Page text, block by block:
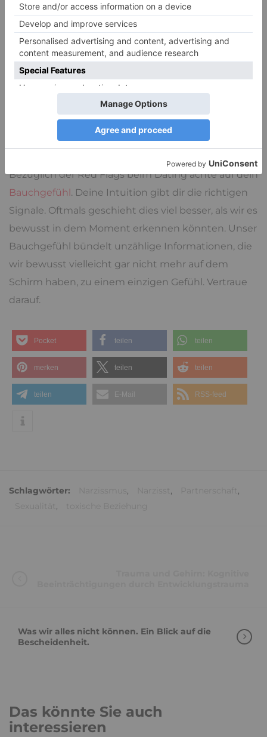
ist/hat/kann. Doch ihr Bemühen, um diese Träume
zu erreichen, ist meistens verhältnismäßig klein. Sie
möchte mit möglichst geringem Aufwand
durchkommen.
Red Flags beim Dating:
Bauchgefühl
Bezüglich der Red Flags beim Dating achte auf dein
Bauchgefühl. Deine Intuition gibt dir die richtigen
Signale. Oftmals geschieht dies viel besser, als wir es
bewusst in dem Moment erkennen könnten. Unser
Bauchgefühl bündelt unzählige Informationen, die
wir bewusst vielleicht gar nicht mehr auf dem
Schirm haben, zu einem einzigen Gefühl. Vertraue
darauf.
Pocket teilen teilen
merken teilen teilen
teilen E-Mail RSS-feed
Schlagwörter: , ,
,
,
Was wir alles nicht können. Ein Blick auf die
Bescheidenheit.
Das könnte Sie auch
interessieren